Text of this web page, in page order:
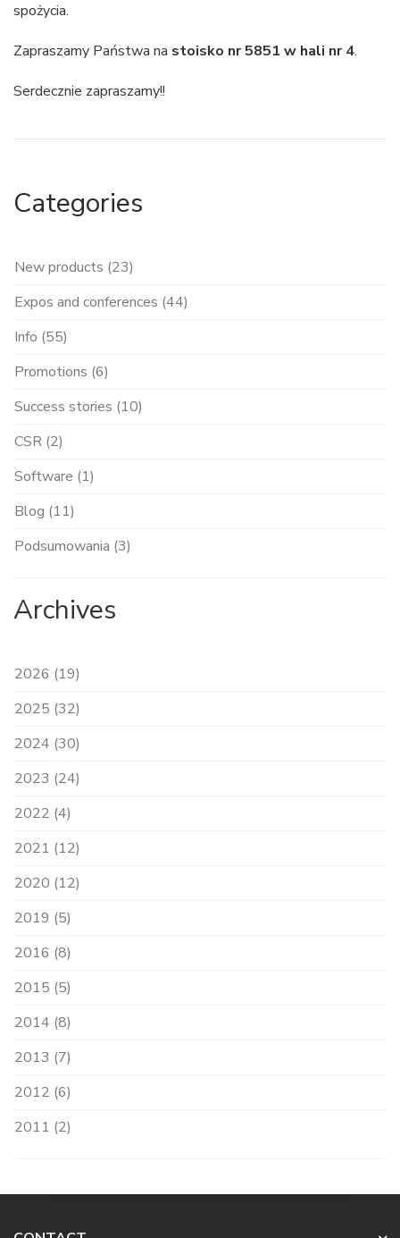
spożycia.
Zapraszamy Państwa na stoisko nr 5851 w hali nr 4.
Serdecznie zapraszamy!!
Categories
New products (23)
Expos and conferences (44)
Info (55)
Promotions (6)
Success stories (10)
CSR (2)
Software (1)
Blog (11)
Podsumowania (3)
Archives
2026 (19)
2025 (32)
2024 (30)
2023 (24)
2022 (4)
2021 (12)
2020 (12)
2019 (5)
2016 (8)
2015 (5)
2014 (8)
2013 (7)
2012 (6)
2011 (2)